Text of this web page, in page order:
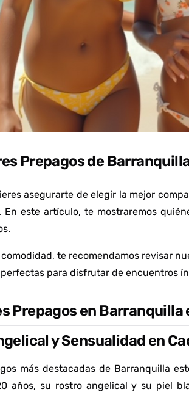
Prepagos de
asegurarte de elegir la mejor
En este artículo, te mostraremos
te recomendamos revisar
para disfrutar de encuentros
Prepagos en Barranquilla
y Sensualidad en
más destacadas de Barranquilla
años, su rostro angelical y su piel